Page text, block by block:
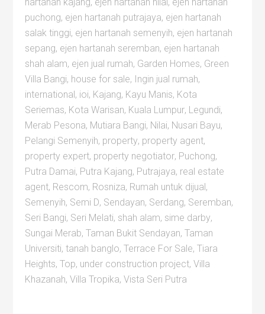
puchong, ejen hartanah putrajaya, ejen hartanah
salak tinggi, ejen hartanah semenyih, ejen hartanah
sepang, ejen hartanah seremban, ejen hartanah
shah alam, ejen jual rumah, Garden Homes, Green
Villa Bangi, house for sale, Ingin jual rumah,
international , ioi, Kajang, Kayu Manis, Kota
Seriemas, Kota Warisan, Kuala Lumpur, Legundi,
Merab Pesona, Mutiara Bangi, Nilai, Nusari Bayu,
Pelangi Semenyih, property, property agent,
property expert, property negotiator, Puchong,
Putra Damai, Putra Kajang, Putrajaya, real estate
agent, Rescom, Rosniza, Rumah untuk dijual ,
Semenyih, Semi D, Sendayan, Serdang, Seremban,
Seri Bangi, Seri Melati, shah alam, sime darby,
Sungai Merab,Taman Bukit Sendayan,Taman
Universiti,tanah banglo,Terrace For Sale,Tiara
Heights,Top, under construction project,Villa
Khazanah,Villa Tropika,Vista Seri Putra